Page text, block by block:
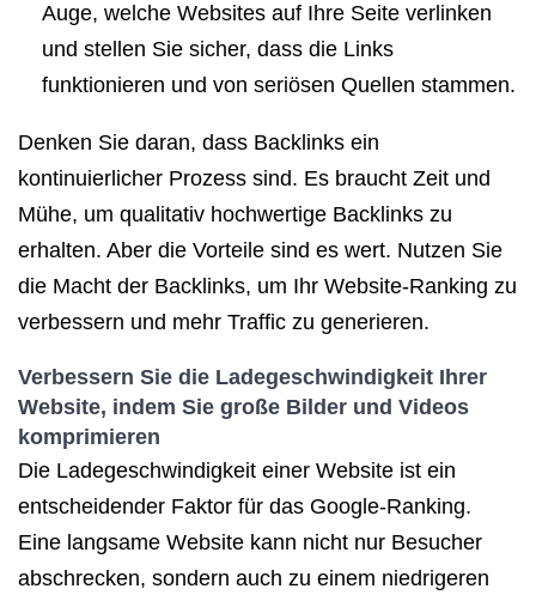
Auge, welche Websites auf Ihre Seite verlinken
und stellen Sie sicher, dass die Links
funktionieren und von seriösen Quellen stammen.
Denken Sie daran, dass Backlinks ein
kontinuierlicher Prozess sind. Es braucht Zeit und
Mühe, um qualitativ hochwertige Backlinks zu
erhalten. Aber die Vorteile sind es wert. Nutzen Sie
die Macht der Backlinks, um Ihr Website-Ranking zu
verbessern und mehr Traffic zu generieren.
Verbessern Sie die Ladegeschwindigkeit Ihrer
Website, indem Sie große Bilder und Videos
komprimieren
Die Ladegeschwindigkeit einer Website ist ein
entscheidender Faktor für das Google-Ranking.
Eine langsame Website kann nicht nur Besucher
abschrecken, sondern auch zu einem niedrigeren